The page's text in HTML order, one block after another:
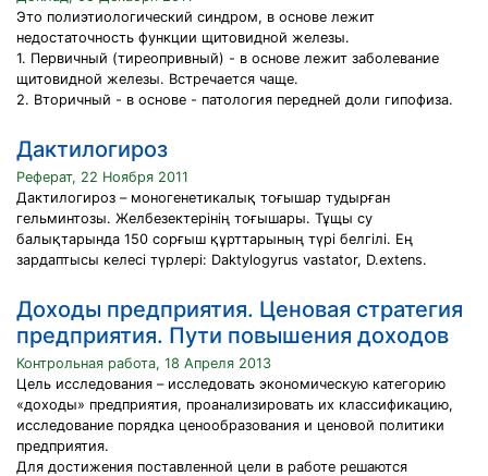
Это полиэтиологический синдром, в основе лежит
недостаточность функции щитовидной железы.
1. Первичный (тиреопривный) - в основе лежит заболевание
щитовидной железы. Встречается чаще.
2. Вторичный - в основе - патология передней доли гипофиза.
Дактилогироз
Реферат, 22 Ноября 2011
Дактилогироз – моногенетикалық тоғышар тудырған
гельминтозы. Желбезектерінің тоғышары. Тұщы су
балықтарында 150 сорғыш құрттарының түрі белгілі. Ең
зардаптысы келесі түрлері: Daktylogyrus vastator, D.extens.
Доходы предприятия. Ценовая стратегия
предприятия. Пути повышения доходов
Контрольная работа, 18 Апреля 2013
Цель исследования – исследовать экономическую категорию
«доходы» предприятия, проанализировать их классификацию,
исследование порядка ценообразования и ценовой политики
предприятия.
Для достижения поставленной цели в работе решаются